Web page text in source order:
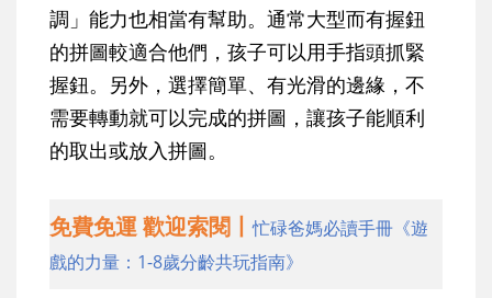
調」能力也相當有幫助。通常大型而有握鈕
的拼圖較適合他們，孩子可以用手指頭抓緊
握鈕。另外，選擇簡單、有光滑的邊緣，不
需要轉動就可以完成的拼圖，讓孩子能順利
的取出或放入拼圖。
免費免運 歡迎索閱丨忙碌爸媽必讀手冊《遊
戲的力量：1-8歲分齡共玩指南》